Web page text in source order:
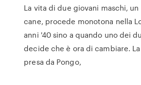
La vita di due giovani maschi,
cane, procede monotona nella
anni '40 sino a quando uno dei
decide che è ora di cambiare.
presa da Pongo,